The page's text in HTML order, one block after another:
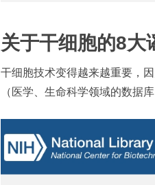
关于干细胞的8大
干细胞技术变得越来越重要，
（医学、生命科学领域的数据